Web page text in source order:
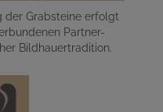
der Grabsteine erfolgt
Partner-
Bildhauertradition.